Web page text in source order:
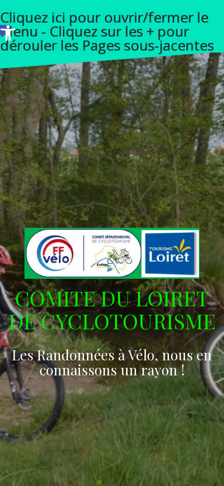
Ouvrir la barre d’outils
l
l
e
a
u
c
o
n
t
n
u
Cliquez ici pour ouvrir/fermer le
Menu - Cliquez sur les + pour
dérouler les Pages sous-jacentes
COMITE DU LOIRET
DE CYCLOTOURISME
Les Randonnées à Vélo, nous en
connaissons un rayon !